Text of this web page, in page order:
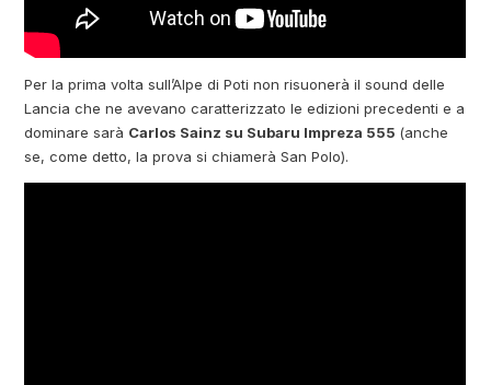
Per la prima volta sull’Alpe di Poti non risuonerà il sound delle
Lancia che ne avevano caratterizzato le edizioni precedenti e a
dominare sarà Carlos Sainz su Subaru Impreza 555 (anche
se, come detto, la prova si chiamerà San Polo).